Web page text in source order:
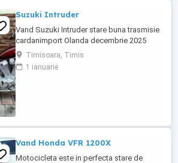
Suzuki Intruder
Vand Suzuki Intruder stare buna trasmisie
cardanimport Olanda decembrie 2025
inmatriculat RO IN FEBRUARIE Nu raspund
la mesaje.Schimb cu ATV plus sau minus
diferenta
Timisoara, Timis
1 ianuarie
Vand Honda VFR 1200X
Motocicleta este in perfecta stare de